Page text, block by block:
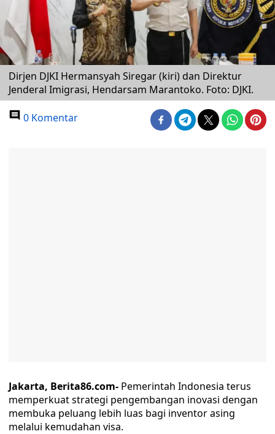
Dirjen DJKI Hermansyah Siregar (kiri) dan Direktur
Jenderal Imigrasi, Hendarsam Marantoko. Foto: DJKI.
0 Komentar
Jakarta, Berita86.com- Pemerintah Indonesia terus
memperkuat strategi pengembangan inovasi dengan
membuka peluang lebih luas bagi inventor asing
melalui kemudahan visa.